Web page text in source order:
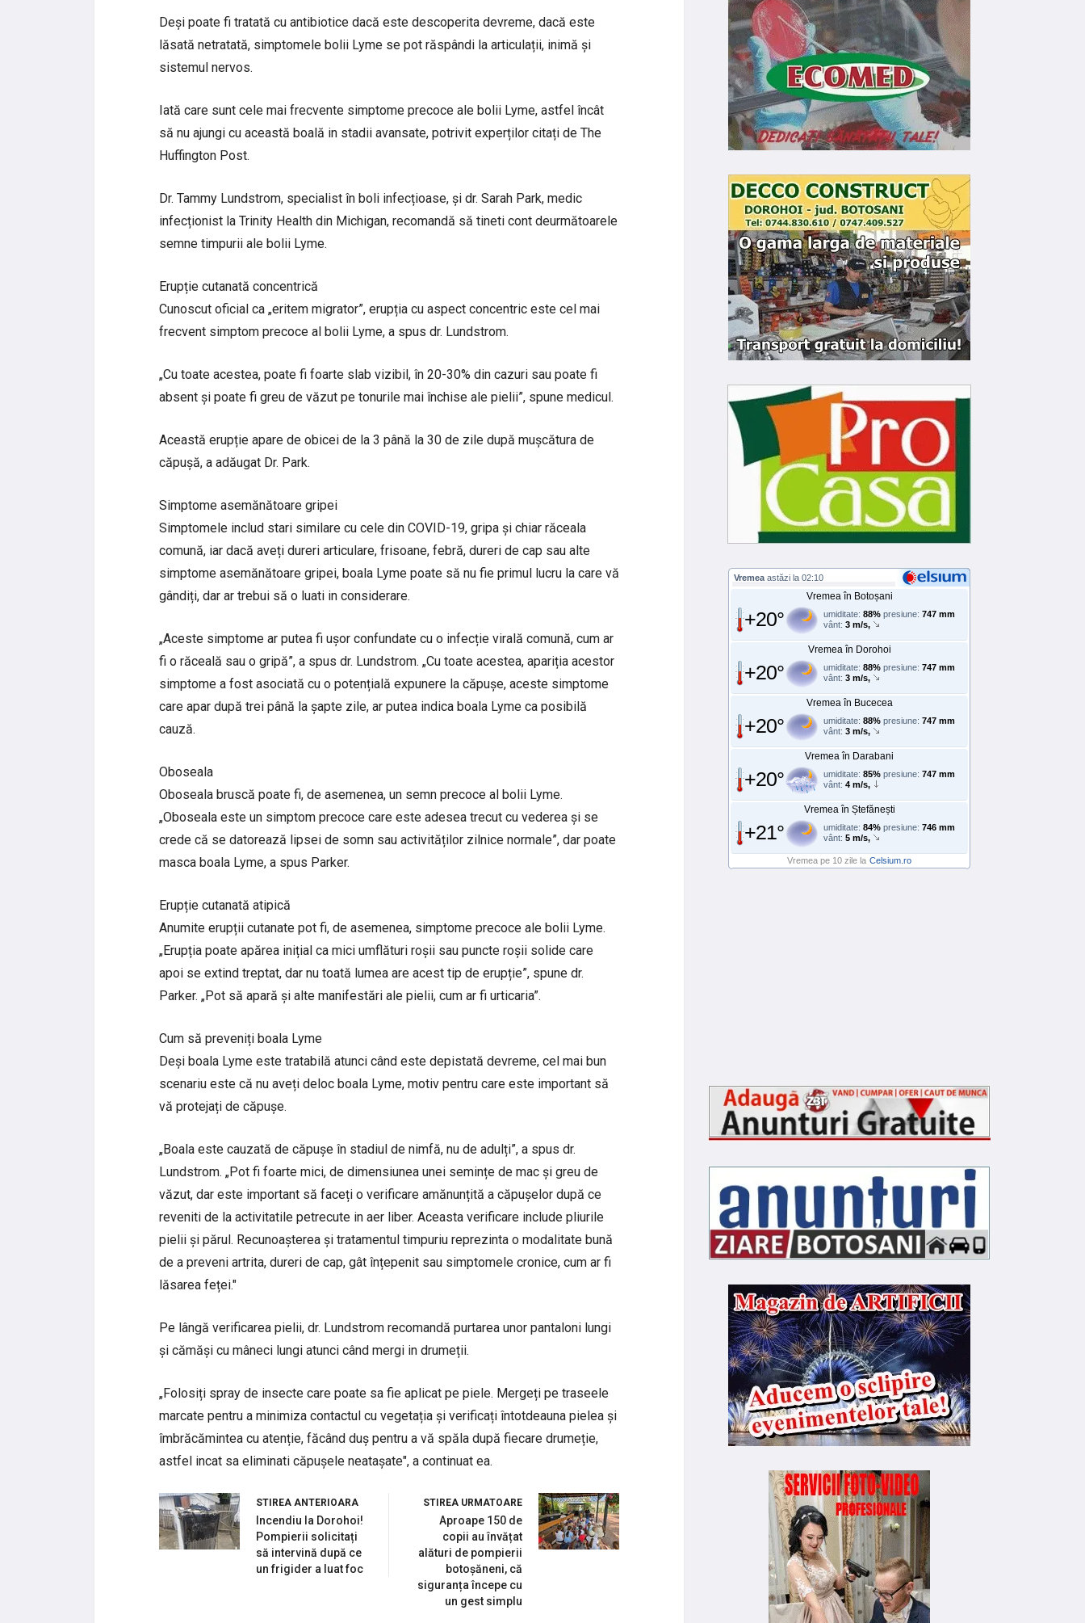
Deși poate fi tratată cu antibiotice dacă este descoperita devreme, dacă este
lăsată netratată, simptomele bolii Lyme se pot răspândi la articulații, inimă și
sistemul nervos.
Iată care sunt cele mai frecvente simptome precoce ale bolii Lyme, astfel încât
să nu ajungi cu această boală in stadii avansate, potrivit experților citați de The
Huffington Post.
Dr. Tammy Lundstrom, specialist în boli infecțioase, și dr. Sarah Park, medic
infecționist la Trinity Health din Michigan, recomandă să tineti cont deurmătoarele
semne timpurii ale bolii Lyme.
Erupție cutanată concentrică
Cunoscut oficial ca „eritem migrator”, erupția cu aspect concentric este cel mai
frecvent simptom precoce al bolii Lyme, a spus dr. Lundstrom.
„Cu toate acestea, poate fi foarte slab vizibil, în 20-30% din cazuri sau poate fi
absent și poate fi greu de văzut pe tonurile mai închise ale pielii”, spune medicul.
Această erupție apare de obicei de la 3 până la 30 de zile după mușcătura de
căpușă, a adăugat Dr. Park.
Simptome asemănătoare gripei
Simptomele includ stari similare cu cele din COVID-19, gripa și chiar răceala
comună, iar dacă aveți dureri articulare, frisoane, febră, dureri de cap sau alte
simptome asemănătoare gripei, boala Lyme poate să nu fie primul lucru la care vă
gândiți, dar ar trebui să o luati in considerare.
„Aceste simptome ar putea fi ușor confundate cu o infecție virală comună, cum ar
fi o răceală sau o gripă”, a spus dr. Lundstrom. „Cu toate acestea, apariția acestor
simptome a fost asociată cu o potențială expunere la căpușe, aceste simptome
care apar după trei până la șapte zile, ar putea indica boala Lyme ca posibilă
cauză.
Oboseala
Oboseala bruscă poate fi, de asemenea, un semn precoce al bolii Lyme.
„Oboseala este un simptom precoce care este adesea trecut cu vederea și se
crede că se datorează lipsei de somn sau activităților zilnice normale”, dar poate
masca boala Lyme, a spus Parker.
Erupție cutanată atipică
Anumite erupții cutanate pot fi, de asemenea, simptome precoce ale bolii Lyme.
„Erupția poate apărea inițial ca mici umflături roșii sau puncte roșii solide care
apoi se extind treptat, dar nu toată lumea are acest tip de erupție”, spune dr.
Parker. „Pot să apară și alte manifestări ale pielii, cum ar fi urticaria”.
Cum să preveniți boala Lyme
Deși boala Lyme este tratabilă atunci când este depistată devreme, cel mai bun
scenariu este că nu aveți deloc boala Lyme, motiv pentru care este important să
vă protejați de căpușe.
„Boala este cauzată de căpușe în stadiul de nimfă, nu de adulți”, a spus dr.
Lundstrom. „Pot fi foarte mici, de dimensiunea unei semințe de mac și greu de
văzut, dar este important să faceți o verificare amănunțită a căpușelor după ce
reveniti de la activitatile petrecute in aer liber. Aceasta verificare include pliurile
pielii și părul. Recunoașterea și tratamentul timpuriu reprezinta o modalitate bună
de a preveni artrita, dureri de cap, gât înțepenit sau simptomele cronice, cum ar fi
lăsarea feței."
Pe lângă verificarea pielii, dr. Lundstrom recomandă purtarea unor pantaloni lungi
și cămăși cu mâneci lungi atunci când mergi in drumeții.
„Folosiți spray de insecte care poate sa fie aplicat pe piele. Mergeți pe traseele
marcate pentru a minimiza contactul cu vegetația și verificați întotdeauna pielea și
îmbrăcămintea cu atenție, făcând duș pentru a vă spăla după fiecare drumeție,
astfel incat sa eliminati căpușele neatașate", a continuat ea.
STIREA ANTERIOARA
Incendiu la Dorohoi!
Pompierii solicitați
să intervină după ce
un frigider a luat foc
STIREA URMATOARE
Aproape 150 de
copii au învățat
alături de pompierii
botoșăneni, că
siguranța începe cu
un gest simplu
Vremea astăzi la 02:10
Vremea în Botoșani
+20° umiditate: 88% presiune: 747 mm
vânt: 3 m/s,
Vremea în Dorohoi
+20° umiditate: 88% presiune: 747 mm
vânt: 3 m/s,
Vremea în Bucecea
+20° umiditate: 88% presiune: 747 mm
vânt: 3 m/s,
Vremea în Darabani
+20° umiditate: 85% presiune: 747 mm
vânt: 4 m/s,
Vremea în Ștefănești
+21° umiditate: 84% presiune: 746 mm
vânt: 5 m/s,
Vremea pe 10 zile la Celsium.ro